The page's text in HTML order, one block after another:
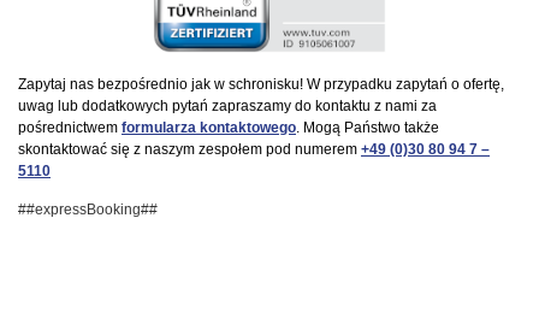
Zapytaj nas bezpośrednio jak w schronisku! W przypadku zapytań o ofertę,
uwag lub dodatkowych pytań zapraszamy do kontaktu z nami za
pośrednictwem formularza kontaktowego. Mogą Państwo także
skontaktować się z naszym zespołem pod numerem +49 (0)30 80 94 7 –
5110
##expressBooking##